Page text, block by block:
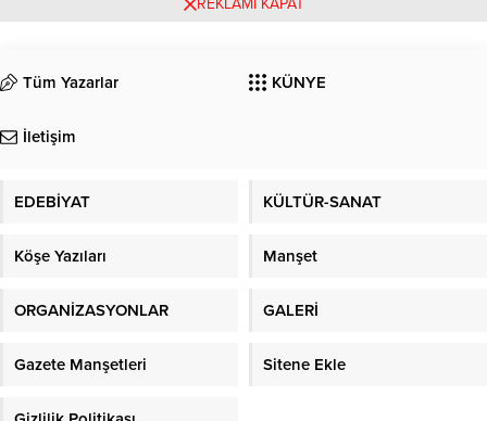
Tüm Yazarlar KÜNYE
İletişim
EDEBİYAT KÜLTÜR-SANAT
Köşe Yazıları Manşet
ORGANİZASYONLAR GALERİ
Gazete Manşetleri Sitene Ekle
REKLAMI KAPAT